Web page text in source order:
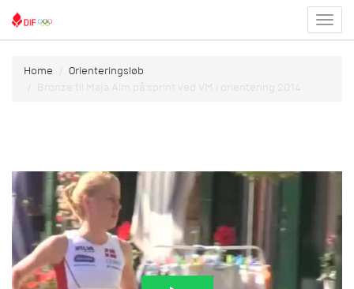
menu
Home
Orienteringsløb
Bronze til Maja Alm på sprint ved VM i orientering 2014